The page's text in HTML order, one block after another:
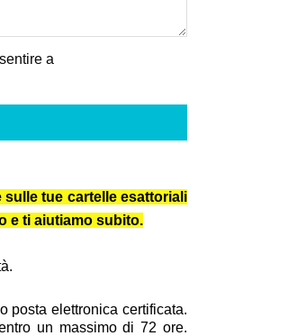
a
tue cartelle esattoriali
e ti aiutiamo subito.
posta elettronica certificata.
un massimo di 72 ore.